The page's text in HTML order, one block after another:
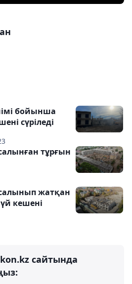
бойынша
сүріледі
тұрғын
жатқан
кешені
сайтында